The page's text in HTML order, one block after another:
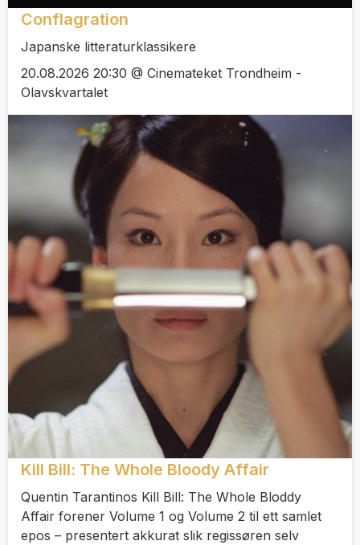
Conflagration
Japanske litteraturklassikere
20.08.2026 20:30 @ Cinemateket Trondheim -
Olavskvartalet
Kill Bill: The Whole Bloody Affair
Quentin Tarantinos Kill Bill: The Whole Bloddy
Affair forener Volume 1 og Volume 2 til ett samlet
epos – presentert akkurat slik regissøren selv